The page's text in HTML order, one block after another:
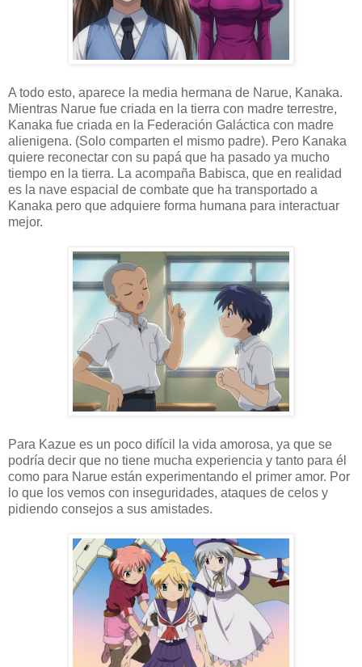
A todo esto, aparece la media hermana de Narue, Kanaka.
Mientras Narue fue criada en la tierra con madre terrestre,
Kanaka fue criada en la Federación Galáctica con madre
alienigena. (Solo comparten el mismo padre). Pero Kanaka
quiere reconectar con su papá que ha pasado ya mucho
tiempo en la tierra. La acompaña Babisca, que en realidad
es la nave espacial de combate que ha transportado a
Kanaka pero que adquiere forma humana para interactuar
mejor.
Para Kazue es un poco difícil la vida amorosa, ya que se
podría decir que no tiene mucha experiencia y tanto para él
como para Narue están experimentando el primer amor. Por
lo que los vemos con inseguridades, ataques de celos y
pidiendo consejos a sus amistades.